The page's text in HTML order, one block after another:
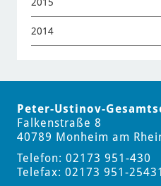
2014
Peter-Ustinov-
Falkenstraße 8
40789 Monheim am
Telefon: 02173 951-430
Telefax: 02173 951-